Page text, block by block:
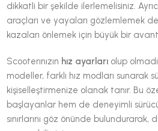
dikkatli bir şekilde ilerlemelisiniz.
araçları ve yayaları gözlemlemek de
kazaları önlemek için büyük bir
Scooterınızın hız ayarları olup
modeller, farklı hız modları sunarak
kişiselleştirmenize olanak tanır. Bu
başlayanlar hem de deneyimli
sınırlarını göz önünde